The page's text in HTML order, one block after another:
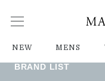
NEW MENS
ご指定のページは見つかりま
削除されたかＵＲＬが変更さ
BRAND LIST